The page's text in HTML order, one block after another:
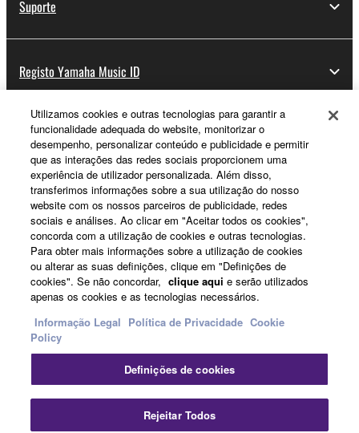
Suporte
Registo Yamaha Music ID
Sobre a Yamaha
Portugal - Portuguese
Negócio
Contacte-nosTermos e CondiçõesPolítica de Privacidade
Política de cookiesInformação Legal
Utilizamos cookies e outras tecnologias para garantir a
funcionalidade adequada do website, monitorizar o
desempenho, personalizar conteúdo e publicidade e permitir
que as interações das redes sociais proporcionem uma
experiência de utilizador personalizada. Além disso,
transferimos informações sobre a sua utilização do nosso
website com os nossos parceiros de publicidade, redes
sociais e análises. Ao clicar em "Aceitar todos os cookies",
concorda com a utilização de cookies e outras tecnologias.
Para obter mais informações sobre a utilização de cookies
ou alterar as suas definições, clique em "Definições de
cookies". Se não concordar, clique aqui e serão utilizados
apenas os cookies e as tecnologias necessários.
Informação Legal Política de Privacidade Cookie
Policy
Definições de cookies
Rejeitar Todos